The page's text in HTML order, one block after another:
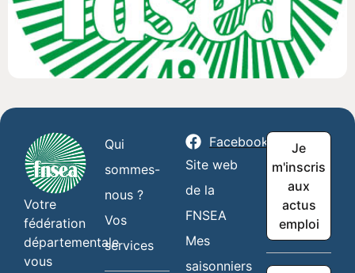
Votre
fédération
départementale
vous
Qui
sommes-
nous ?
Vos
services
Facebook
Site web
de la
FNSEA
Mes
saisonniers
Je
m'inscris
aux
actus
emploi